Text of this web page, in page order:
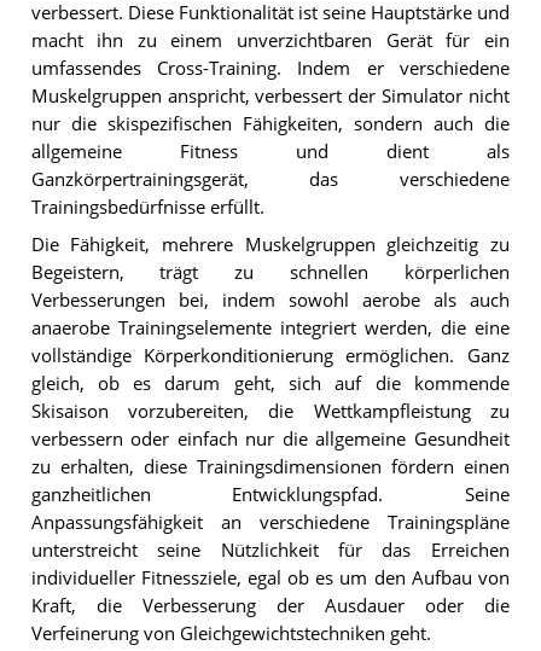
verbessert. Diese Funktionalität ist seine Hauptstärke und
macht ihn zu einem unverzichtbaren Gerät für ein
umfassendes Cross-Training. Indem er verschiedene
Muskelgruppen anspricht, verbessert der Simulator nicht
nur die skispezifischen Fähigkeiten, sondern auch die
allgemeine Fitness und dient als
Ganzkörpertrainingsgerät, das verschiedene
Trainingsbedürfnisse erfüllt.
Die Fähigkeit, mehrere Muskelgruppen gleichzeitig zu
Begeistern, trägt zu schnellen körperlichen
Verbesserungen bei, indem sowohl aerobe als auch
anaerobe Trainingselemente integriert werden, die eine
vollständige Körperkonditionierung ermöglichen. Ganz
gleich, ob es darum geht, sich auf die kommende
Skisaison vorzubereiten, die Wettkampfleistung zu
verbessern oder einfach nur die allgemeine Gesundheit
zu erhalten, diese Trainingsdimensionen fördern einen
ganzheitlichen Entwicklungspfad. Seine
Anpassungsfähigkeit an verschiedene Trainingspläne
unterstreicht seine Nützlichkeit für das Erreichen
individueller Fitnessziele, egal ob es um den Aufbau von
Kraft, die Verbesserung der Ausdauer oder die
Verfeinerung von Gleichgewichtstechniken geht.